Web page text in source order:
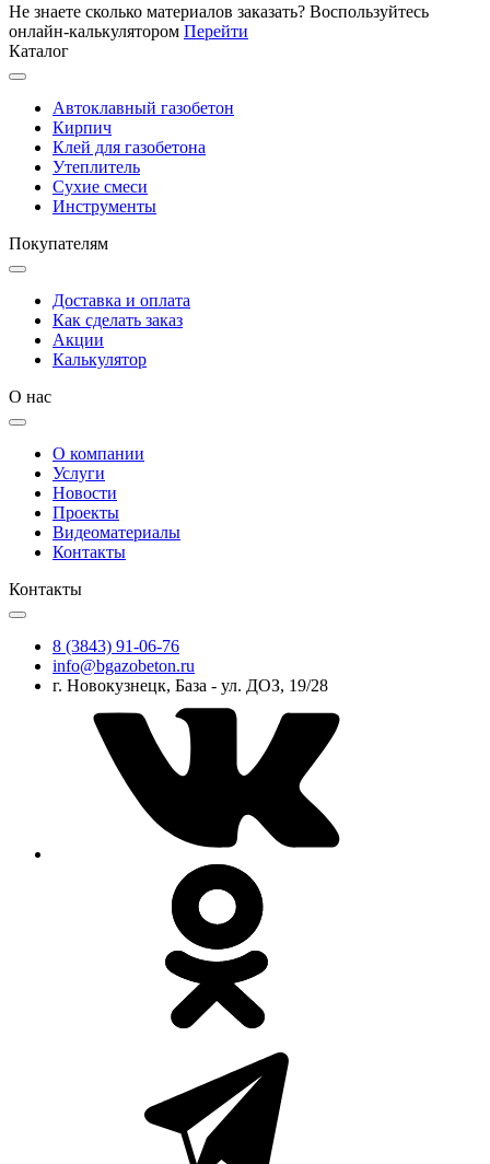
Не знаете сколько материалов заказать? Воспользуйтесь
онлайн-калькулятором Перейти
Каталог
Автоклавный газобетон
Кирпич
Клей для газобетона
Утеплитель
Сухие смеси
Инструменты
Покупателям
Доставка и оплата
Как сделать заказ
Акции
Калькулятор
О нас
О компании
Услуги
Новости
Проекты
Видеоматериалы
Контакты
Контакты
8 (3843) 91-06-76
info@bgazobeton.ru
г. Новокузнецк, База - ул. ДОЗ, 19/28